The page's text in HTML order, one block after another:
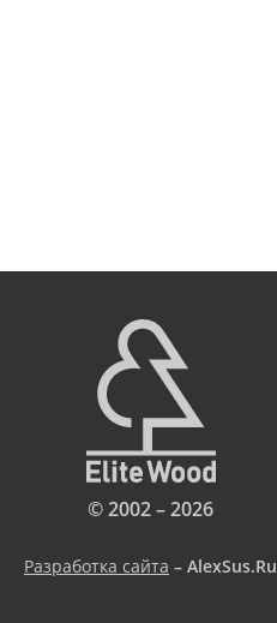
© 2002 – 2026
Разработка сайта – AlexSus.Ru